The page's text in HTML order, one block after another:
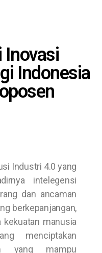
Inovasi
Indonesia
Industri 4.0 yang
intelegensi
dan ancaman
berkepanjangan,
manusia
menciptakan
yang mampu